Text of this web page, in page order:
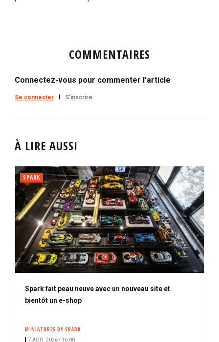
COMMENTAIRES
Connectez-vous pour commenter l'article
Se connecter S'inscrire
À LIRE AUSSI
SPARK
Spark fait peau neuve avec un nouveau site et
bientôt un e-shop
MINIATURES BY SPARK
7 AOÛ. 2026 • 16:00